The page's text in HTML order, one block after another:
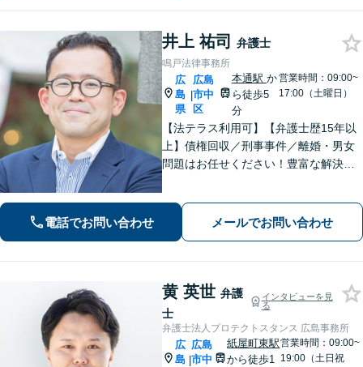
井上 祐司 弁護士
鳴戸法律事務所
広
島
県
|
広島
市中
区
本通駅 か
ら徒歩5
分
営業時間：09:00~
17:00（土曜日）
【法テラス利用可】【弁護士歴15年以
上】債権回収／刑事事件／離婚・男女
問題はお任せください！豊富な解決実
談】【完全個室相談】【休日・夜間対
応可】【本通駅5分】
電話でお問い合わせ メールでお問い合わせ
黄 英世 弁護
士
インタビューを見
る
弁護士法人プロテクトスタンス 広島事務所
広
島 |
広島
市中
紙屋町東駅
から徒歩1
営業時間：09:00~
19:00（土日祝